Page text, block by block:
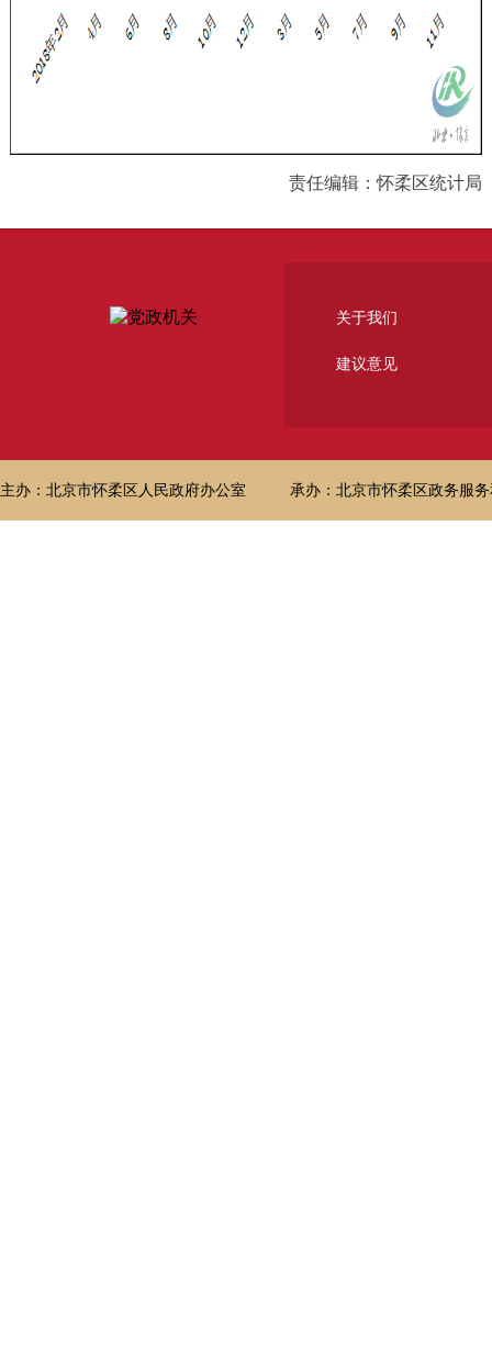
责任编辑：怀柔区统计局
关于我们
建议意见
主办：北京市怀柔区人民政府办公室 承办：北京市怀柔区政务服